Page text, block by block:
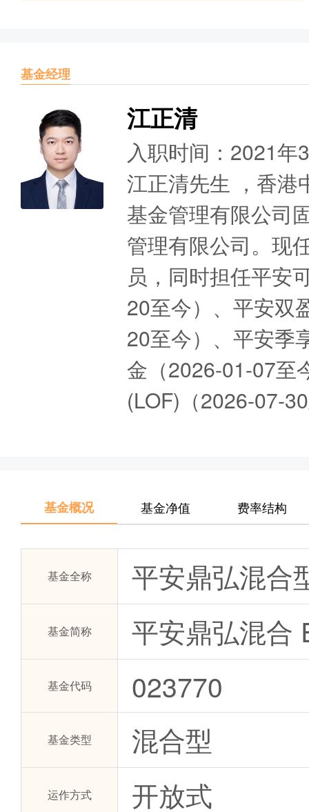
基金经理
江正清
入职时间：2021年
江正清先生 ，香港
基金管理有限公司
管理有限公司。现
员，同时担任平安
20至今）、平安双
20至今）、平安季
金（2026-01-07至
(LOF)（2026-07-
基金概况 基金净值 费率结构
基金全称 平安鼎弘混合
基金简称 平安鼎弘混合
基金代码 023770
基金类型 混合型
运作方式 开放式